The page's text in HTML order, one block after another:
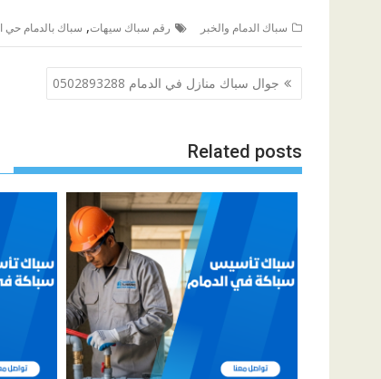
سباك الدمام والخبر رقم سباك سيهات, سباك بالدمام حي
تصفّح
المقالات
جوال سباك منازل في الدمام 0502893288
Related posts